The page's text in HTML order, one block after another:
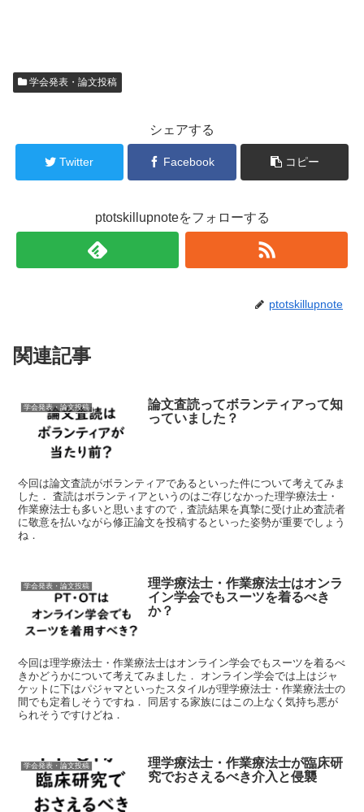
学会発表・論文投稿
シェアする
Twitter Facebook コピー
ptotskillupnoteをフォローする
ptotskillupnote
関連記事
学会発表・論文投稿
論文査読ってボランティアって知
っていました？
今回は論文査読がボランティアであるといった件について考えてみま
した． 査読はボランティアというのはご存じなかった理学療法士・
作業療法士も多いと思いますので，査読結果を真摯に受け止め査読者
に敬意を払いながら修正論文を投稿するといった姿勢が重要でしょう
ね．
学会発表・論文投稿
理学療法士・作業療法士はオンラ
イン学会でもスーツを着るべき
か？
今回は理学療法士・作業療法士はオンライン学会でもスーツを着るべ
きかどうかについて考えてみました． オンライン学会では上はジャ
ケットに下はパジャマといったスタイルが理学療法士・作業療法士の
間でも定着しそうですね． 同居する家族にはこの上なく気持ち悪が
られそうですけどね．
学会発表・論文投稿
理学療法士・作業療法士が臨床研
究でおさえるべき介入と侵襲